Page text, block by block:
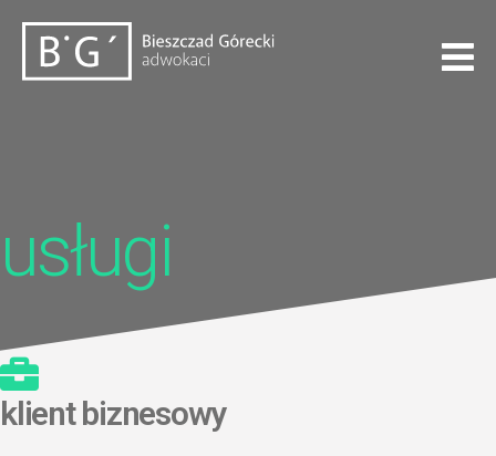
usługi
klient biznesowy